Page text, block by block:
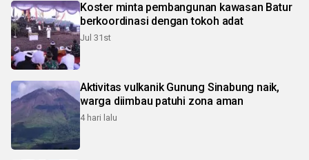
Koster minta pembangunan kawasan Batur
berkoordinasi dengan tokoh adat
Jul 31st
Aktivitas vulkanik Gunung Sinabung naik,
warga diimbau patuhi zona aman
4 hari lalu